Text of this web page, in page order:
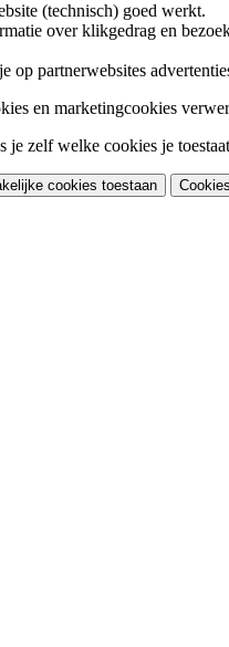
(technisch) goed werkt.
over klikgedrag en
op partnerwebsites
en marketingcookies
je zelf welke cookies je
cookies toestaan